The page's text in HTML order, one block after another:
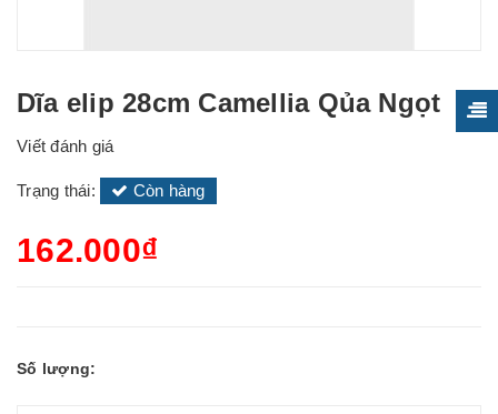
Dĩa elip 28cm Camellia Qủa Ngọt
Viết đánh giá
Trạng thái: Còn hàng
162.000₫
Số lượng: